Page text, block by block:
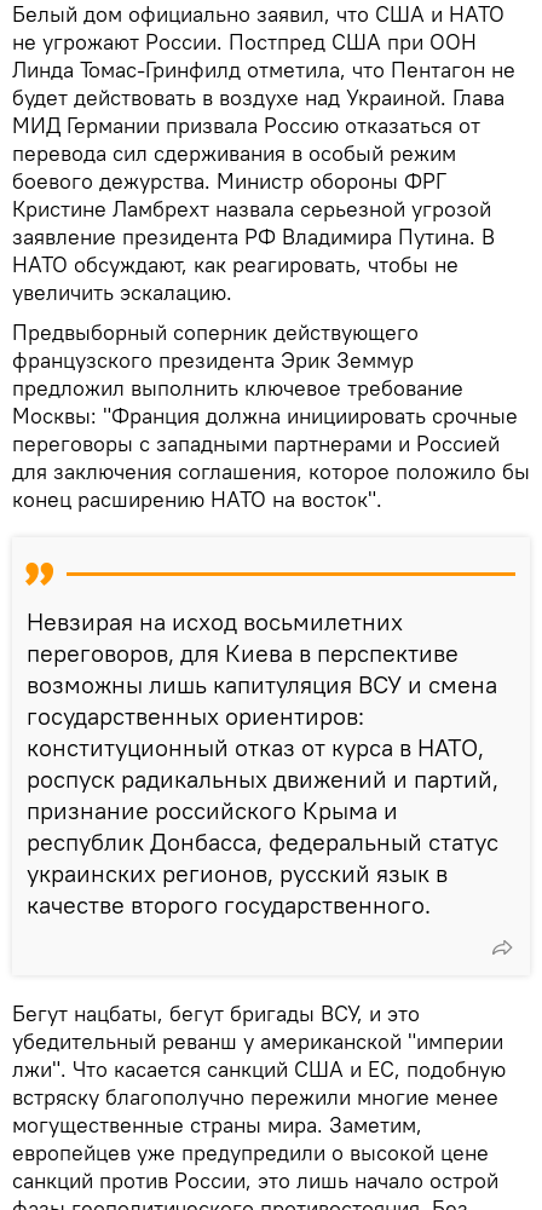
Белый дом официально заявил, что США и НАТО
не угрожают России. Постпред США при ООН
Линда Томас-Гринфилд отметила, что Пентагон не
будет действовать в воздухе над Украиной. Глава
МИД Германии призвала Россию отказаться от
перевода сил сдерживания в особый режим
боевого дежурства. Министр обороны ФРГ
Кристине Ламбрехт назвала серьезной угрозой
заявление президента РФ Владимира Путина. В
НАТО обсуждают, как реагировать, чтобы не
увеличить эскалацию.
Предвыборный соперник действующего
французского президента Эрик Земмур
предложил выполнить ключевое требование
Москвы: "Франция должна инициировать срочные
переговоры с западными партнерами и Россией
для заключения соглашения, которое положило бы
конец расширению НАТО на восток".
Невзирая на исход восьмилетних
переговоров, для Киева в перспективе
возможны лишь капитуляция ВСУ и смена
государственных ориентиров:
конституционный отказ от курса в НАТО,
роспуск радикальных движений и партий,
признание российского Крыма и
республик Донбасса, федеральный статус
украинских регионов, русский язык в
качестве второго государственного.
Бегут нацбаты, бегут бригады ВСУ, и это
убедительный реванш у американской "империи
лжи". Что касается санкций США и ЕС, подобную
встряску благополучно пережили многие менее
могущественные страны мира. Заметим,
европейцев уже предупредили о высокой цене
санкций против России, это лишь начало острой